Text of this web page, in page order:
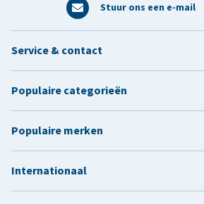
Stuur ons een e-mail
Service & contact
Populaire categorieën
Populaire merken
Internationaal